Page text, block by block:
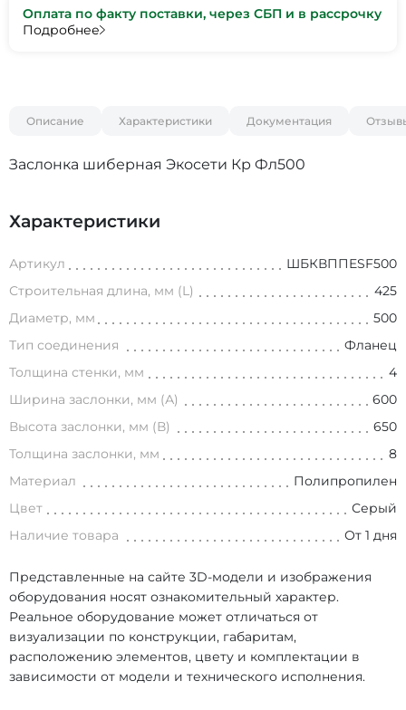
Оплата по факту поставки, через СБП и в рассрочку
Подробнее
Описание Характеристики Документация
Заслонка шиберная Экосети Кр Фл500
Характеристики
Артикул
ШБКВППESF500
Строительная длина, мм (L)
425
Диаметр, мм
500
Тип соединения
Фланец
Толщина стенки, мм
4
Ширина заслонки, мм (А)
600
Высота заслонки, мм (В)
650
Толщина заслонки, мм
8
Материал
Полипропилен
Цвет
Серый
Наличие товара
От 1 дня
Представленные на сайте 3D-модели и изображения
оборудования носят ознакомительный характер.
Реальное оборудование может отличаться от
визуализации по конструкции, габаритам,
расположению элементов, цвету и комплектации в
зависимости от модели и технического исполнения.